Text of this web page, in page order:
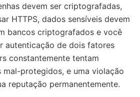
devem ser criptografadas,
HTTPS, dados sensíveis devem
bancos criptografados e você
autenticação de dois fatores
constantemente tentam
protegidos, e uma violação
reputação permanentemente.